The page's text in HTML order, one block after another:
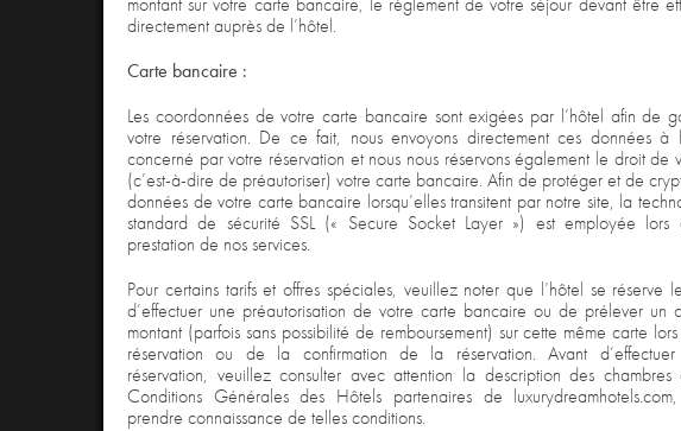
directement auprès de l’hôtel.
Carte bancaire :
Les coordonnées de votre carte bancaire sont exigées par l’hôtel afin de
votre réservation. De ce fait, nous envoyons directement ces données à
concerné par votre réservation et nous nous réservons également le droit de
(c’est-à-dire de préautoriser) votre carte bancaire. Afin de protéger et de
données de votre carte bancaire lorsqu’elles transitent par notre site, la
standard de sécurité SSL (« Secure Socket Layer ») est employée
prestation de nos services.
Pour certains tarifs et offres spéciales, veuillez noter que l’hôtel se réserve
d’effectuer une préautorisation de votre carte bancaire ou de prélever un
montant (parfois sans possibilité de remboursement) sur cette même carte
réservation ou de la confirmation de la réservation. Avant d’effectuer
réservation, veuillez consulter avec attention la description des
Conditions Générales des Hôtels partenaires de
prendre connaissance de telles conditions.